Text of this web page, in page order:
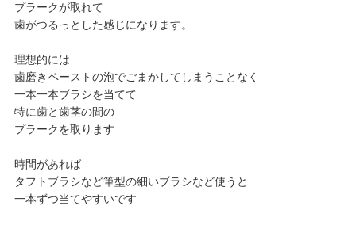
プラークが取れて
歯がつるっとした感じになります。
理想的には
歯磨きペーストの泡でごまかしてしまうことなく
一本一本ブラシを当てて
特に歯と歯茎の間の
プラークを取ります
時間があれば
タフトブラシなど筆型の細いブラシなど使うと
一本ずつ当てやすいです